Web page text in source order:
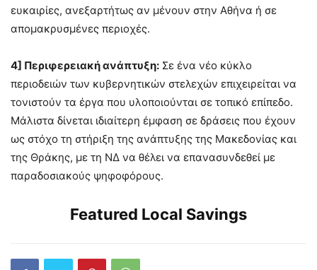
ευκαιρίες, ανεξαρτήτως αν μένουν στην Αθήνα ή σε
απομακρυσμένες περιοχές.
4] Περιφερειακή ανάπτυξη: Σε ένα νέο κύκλο
περιοδειών των κυβερνητικών στελεχών επιχειρείται να
τονιστούν τα έργα που υλοποιούνται σε τοπικό επίπεδο.
Μάλιστα δίνεται ιδιαίτερη έμφαση σε δράσεις που έχουν
ως στόχο τη στήριξη της ανάπτυξης της Μακεδονίας και
της Θράκης, με τη ΝΔ να θέλει να επανασυνδεθεί με
παραδοσιακούς ψηφοφόρους.
Featured Local Savings